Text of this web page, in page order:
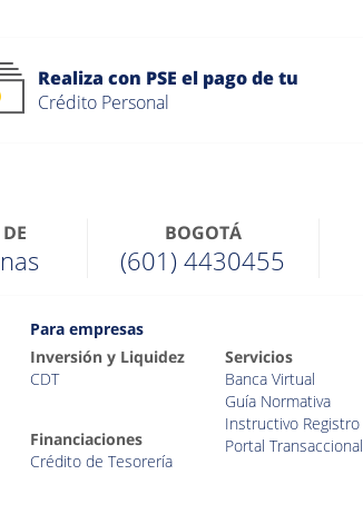
Realiza con PSE el pago de tu
Crédito Personal
BOGOTÁ
(601) 4430455
Para empresas
Inversión y Liquidez
CDT
Financiaciones
Crédito de Tesorería
Servicios
Banca Virtual
Guía Normativa
Instructivo Registro
Portal Transaccional